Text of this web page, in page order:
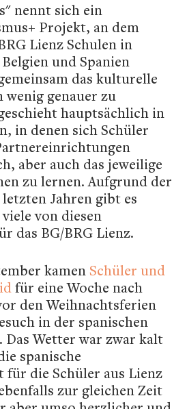
nennt sich ein
Projekt, an dem
Lienz Schulen in
und Spanien
das kulturelle
wenig genauer zu
hauptsächlich in
in denen sich Schüler
aber auch das jeweilige
zu lernen. Aufgrund der
Jahren gibt es
von diesen
das BG/BRG Lienz.
kamenSchüler und
für eine Woche nach
den Weihnachtsferien
in der spanischen
Wetter war zwar kalt
spanische
für die Schüler aus Lienz
zur gleichen Zeit